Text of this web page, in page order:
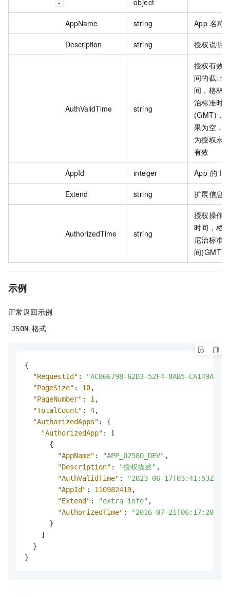
AppName string App 名称
Description string 授权说明
AuthValidTime string
授权有效
间的截止
间，格林
治标准时
(GMT)，
果为空，
为授权永
有效
AppId integer App 的 ID
Extend string 扩展信息
AuthorizedTime string
授权操作
时间，格
尼治标准
间(GMT)
示例
正常返回示例
JSON 格式
{
"RequestId" :
"AC866798-62D3-52F4-8AB5-
"PageSize" : 10,
"PageNumber" : 1 ,
"TotalCount" : 4,
"AuthorizedApps" :
{
"AuthorizedApp" :
[
{
"AppName" : "APP_02580_DEV" ,
"Description" : "授权描述" ,
"AuthValidTime" : "2023-06-17T03:41:53Z"
"AppId" : 110982419,
"Extend" : "extra info" ,
"AuthorizedTime" :
"2016-07-21T06:17:20Z"
}
]
}
}